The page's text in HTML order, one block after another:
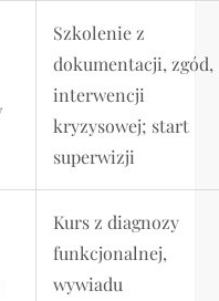
Szkolenie z
dokumentacji, zgód,
interwencji
kryzysowej; start
superwizji
Kurs z diagnozy
funkcjonalnej,
wywiadu